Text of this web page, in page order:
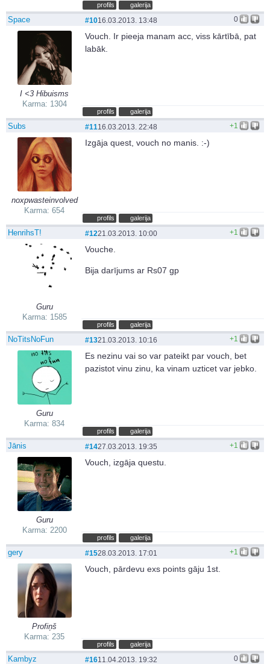
profils galerija
Space
I <3 Hibuisms
Karma: 1304
0
#1016.03.2013. 13:48
Vouch. Ir pieeja manam acc, viss kārtībā, pat
labāk.
profils galerija
Subs
noxpwasteinvolved
Karma: 654
+1
#1116.03.2013. 22:48
Izgāja quest, vouch no manis. :-)
profils galerija
HenrihsT!
Guru
Karma: 1585
+1
#1221.03.2013. 10:00
Vouche.
Bija darījums ar Rs07 gp
profils galerija
NoTitsNoFun
Guru
Karma: 834
+1
#1321.03.2013. 10:16
Es nezinu vai so var pateikt par vouch, bet
pazistot vinu zinu, ka vinam uzticet var jebko.
profils galerija
Jānis
Guru
Karma: 2200
+1
#1427.03.2013. 19:35
Vouch, izgāja questu.
profils galerija
gery
Profiņš
Karma: 235
+1
#1528.03.2013. 17:01
Vouch, pārdevu exs points gāju 1st.
profils galerija
Kambyz 0
#1611.04.2013. 19:32